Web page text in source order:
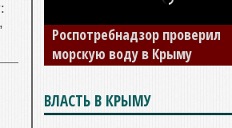
Роспотребнадзор проверил
морскую воду в Крыму
ВЛАСТЬ В КРЫМУ